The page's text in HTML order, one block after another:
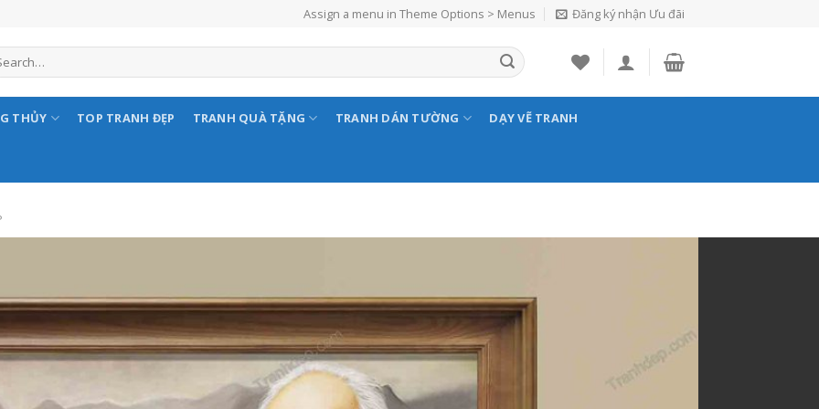
Assign a menu in Theme Options > Menus Đăng ký nhận Ưu đãi
THỦY TOP TRANH ĐẸP TRANH QUÀ TẶNG TRANH DÁN TƯỜNG DẠY VẼ TRANH